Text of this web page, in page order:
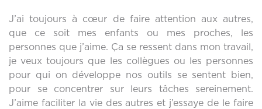
J’ai toujours à cœur de faire attention aux autres,
que ce soit mes enfants ou mes proches, les
personnes que j’aime. Ça se ressent dans mon travail,
je veux toujours que les collègues ou les personnes
pour qui on développe nos outils se sentent bien,
pour se concentrer sur leurs tâches sereinement.
J’aime faciliter la vie des autres et j’essaye de le faire